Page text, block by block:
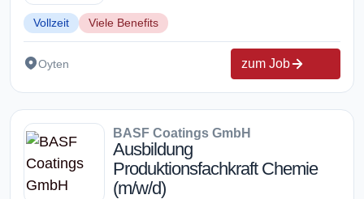
Vollzeit Viele Benefits
Oyten zum Job
BASF Coatings GmbH
Ausbildung
Produktionsfachkraft Chemie
(m/w/d)